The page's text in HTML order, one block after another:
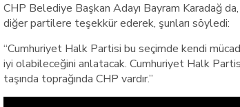
CHP Belediye Başkan Adayı Bayram Karadağ
diğer partilere teşekkür ederek, şunları söyledi:
“Cumhuriyet Halk Partisi bu seçimde kendi
iyi olabileceğini anlatacak. Cumhuriyet Halk
taşında toprağında CHP vardır.”